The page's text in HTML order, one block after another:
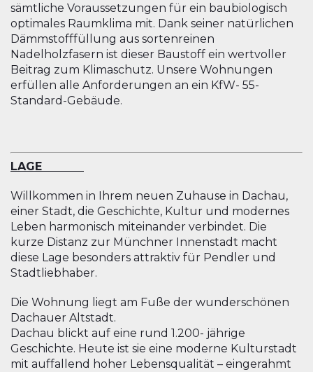
sämtliche Voraussetzungen für ein baubiologisch
optimales Raumklima mit. Dank seiner natürlichen
Dämmstofffüllung aus sortenreinen
Nadelholzfasern ist dieser Baustoff ein wertvoller
Beitrag zum Klimaschutz. Unsere Wohnungen
erfüllen alle Anforderungen an ein KfW- 55-
Standard-Gebäude.
LAGE
Willkommen in Ihrem neuen Zuhause in Dachau,
einer Stadt, die Geschichte, Kultur und modernes
Leben harmonisch miteinander verbindet. Die
kurze Distanz zur Münchner Innenstadt macht
diese Lage besonders attraktiv für Pendler und
Stadtliebhaber.
Die Wohnung liegt am Fuße der wunderschönen
Dachauer Altstadt.
Dachau blickt auf eine rund 1.200- jährige
Geschichte. Heute ist sie eine moderne Kulturstadt
mit auffallend hoher Lebensqualität – eingerahmt